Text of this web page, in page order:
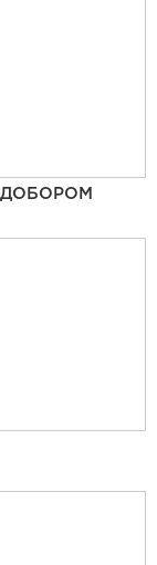
ДОБОРОМ